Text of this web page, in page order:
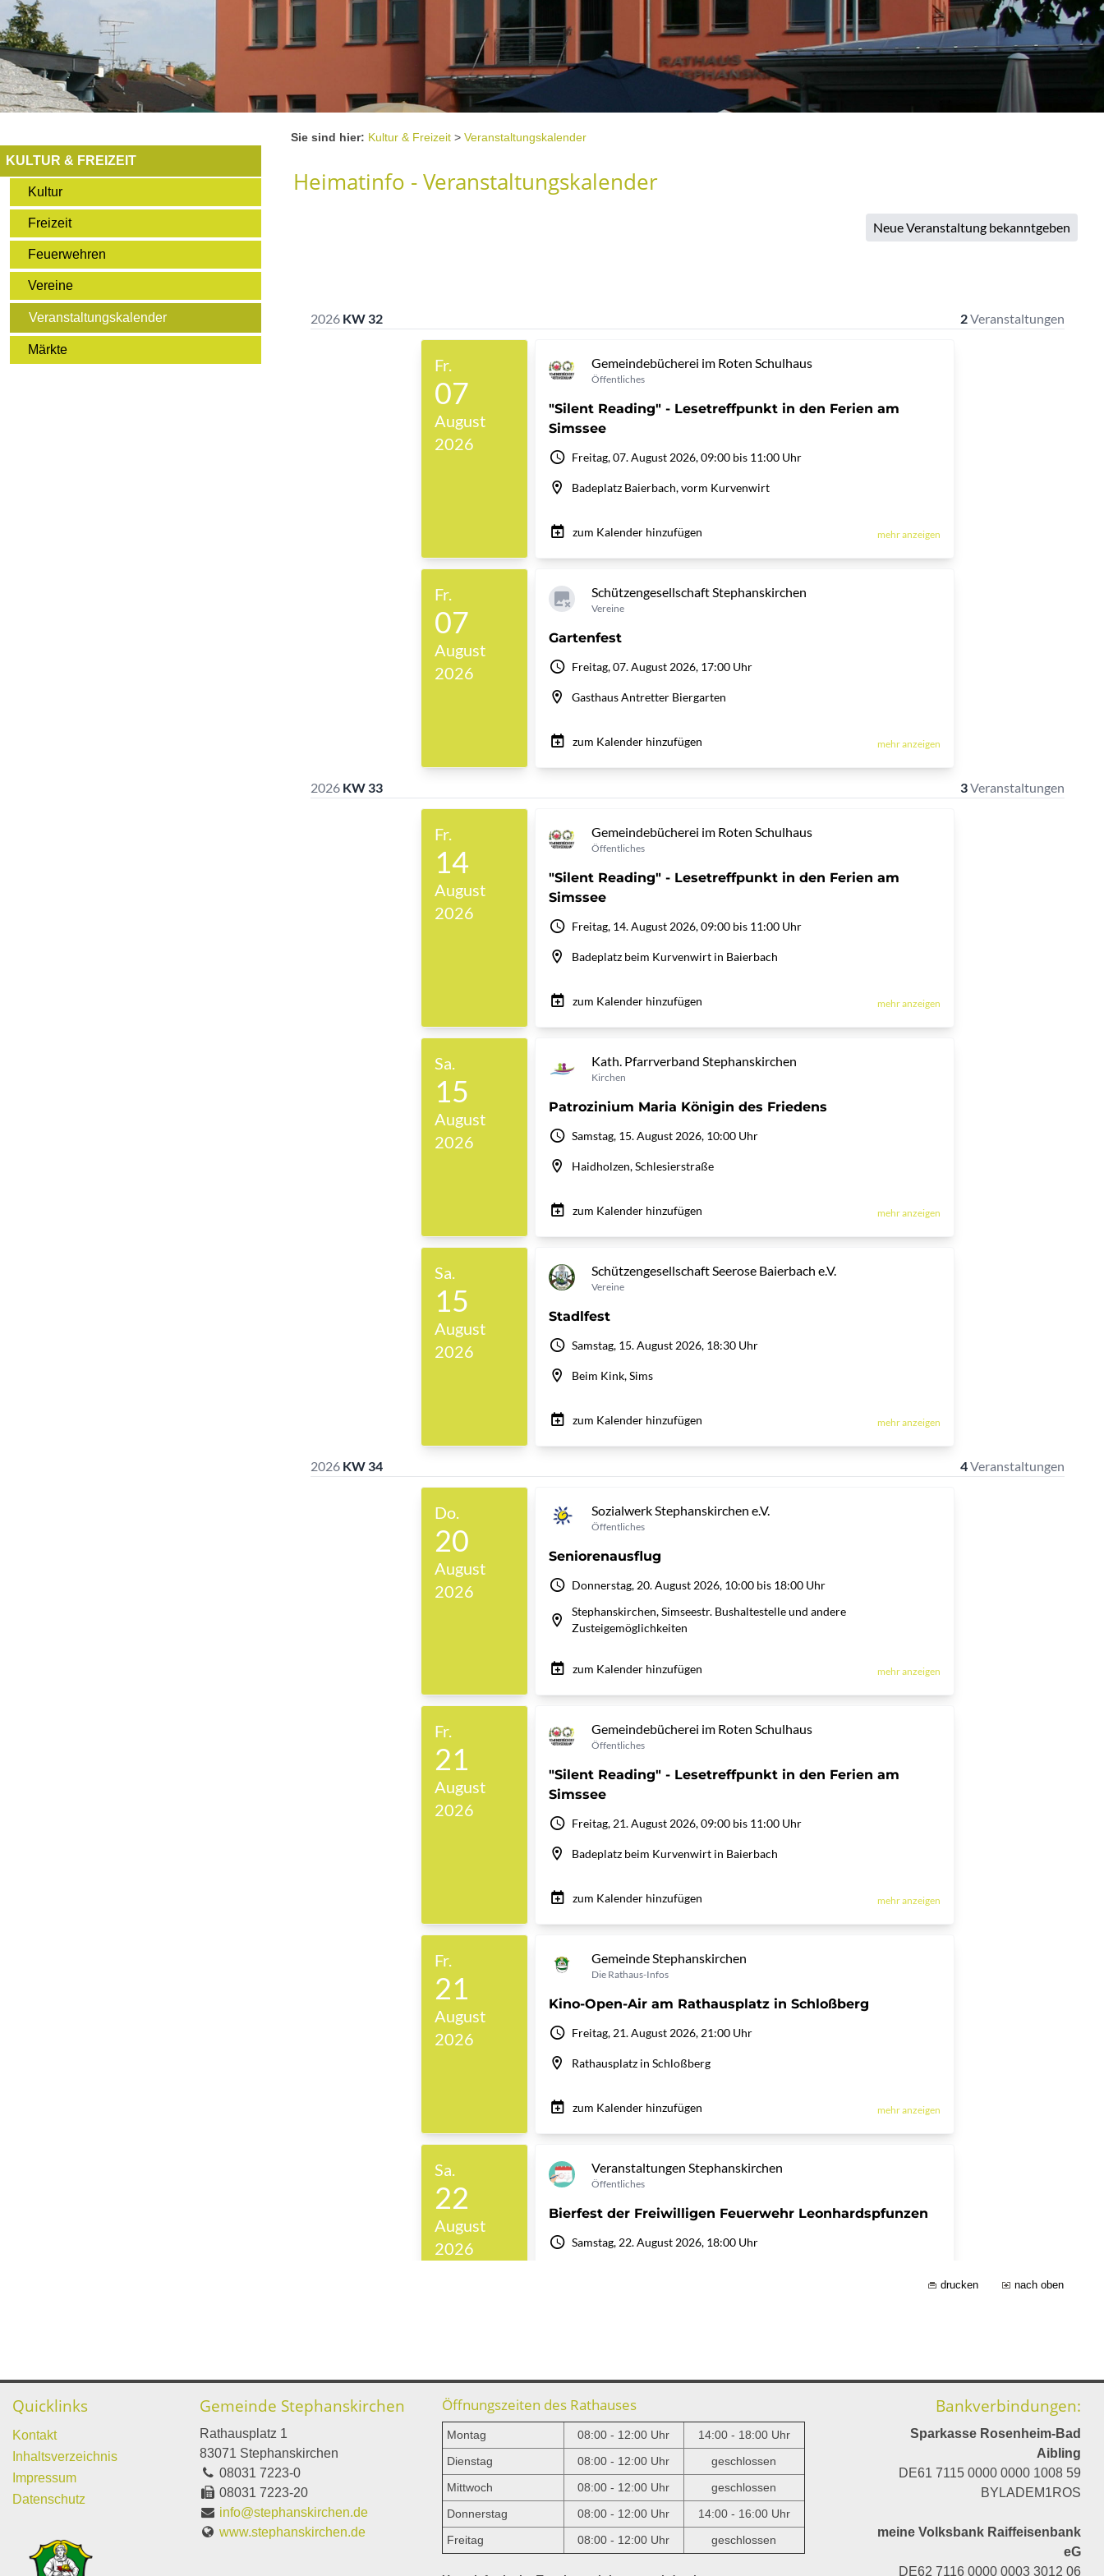
KULTUR & FREIZEIT
Kultur
Freizeit
Feuerwehren
Vereine
Veranstaltungskalender
Märkte
Sie sind hier: Kultur & Freizeit > Veranstaltungskalender
Heimatinfo - Veranstaltungskalender
drucken nach oben
Quicklinks
Kontakt
Inhaltsverzeichnis
Impressum
Datenschutz
Gemeinde Stephanskirchen
Rathausplatz 1
83071 Stephanskirchen
08031 7223-0
08031 7223-20
info@stephanskirchen.de
www.stephanskirchen.de
Öffnungszeiten des Rathauses
Montag 08:00 - 12:00 Uhr
14:00 - 18:00 Uhr
Dienstag
08:00 - 12:00 Uhr
geschlossen
Mittwoch
08:00 - 12:00 Uhr
geschlossen
Donnerstag
08:00 - 12:00 Uhr
14:00 - 16:00 Uhr
Freitag
08:00 - 12:00 Uhr geschlossen
Bankverbindungen:
Sparkasse Rosenheim-Bad
Aibling
DE61 7115 0000 0000 1008 59
BYLADEM1ROS
meine Volksbank Raiffeisenbank
eG
DE62 7116 0000 0003 3012 06